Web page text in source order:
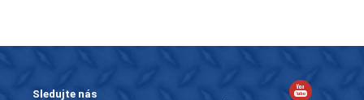
Sledujte nás